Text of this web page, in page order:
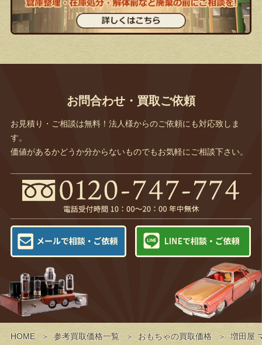
HOME 参考買取価格一覧 おもちゃの買取価格 増田屋
お問合わせ・買取ご依頼
お見積り・ご相談は無料！法人様からのご依頼にも対応致しま
す。
価値があるかどうか分からないものでもお気軽にご相談下さい。